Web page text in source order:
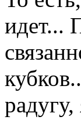
идет...